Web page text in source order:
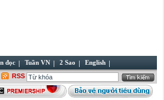
đọc Tuần VN 2 Sao English
RSS